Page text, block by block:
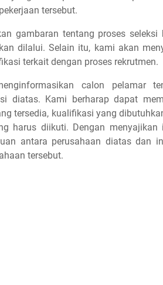
tersebut.
gambaran tentang proses
dilalui. Selain itu, kami akan
terkait dengan proses rekrutmen.
calon pelamar
diatas. Kami berharap dapat
tersedia, kualifikasi yang
harus diikuti. Dengan
antara perusahaan diatas dan
tersebut.